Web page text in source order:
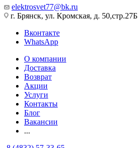
elektrosvet77@bk.ru
г. Брянск, ул. Кромская, д. 50,стр.27Б
Вконтакте
WhatsApp
О компании
Доставка
Возврат
Акции
Услуги
Контакты
Блог
Вакансии
...